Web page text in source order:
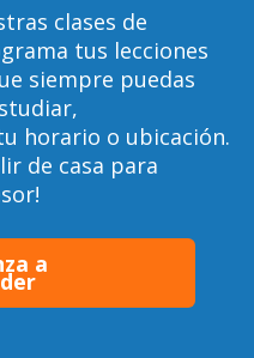
clases de
tus lecciones
siempre puedas
horario o ubicación.
de casa para
a